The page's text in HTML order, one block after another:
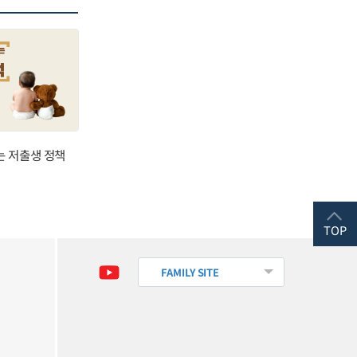
저출생 정책
FAMILY SITE
TOP